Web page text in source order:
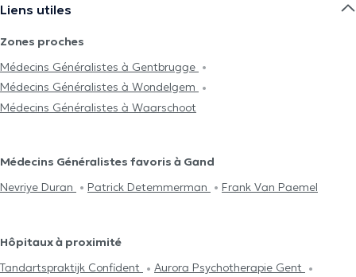
Liens utiles
Zones proches
Médecins Généralistes à Gentbrugge
Médecins Généralistes à Wondelgem
Médecins Généralistes à Waarschoot
Médecins Généralistes favoris à Gand
Nevriye Duran
Patrick Detemmerman Frank Van Paemel
Hôpitaux à proximité
Tandartspraktijk Confident
Aurora Psychotherapie Gent